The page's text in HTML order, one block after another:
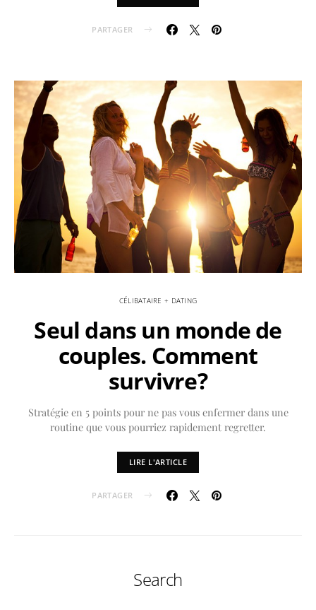
PARTAGER
CÉLIBATAIRE + DATING
Seul dans un monde de
couples. Comment
survivre?
Stratégie en 5 points pour ne pas vous enfermer dans une
routine que vous pourriez rapidement regretter.
LIRE L'ARTICLE
PARTAGER
Search